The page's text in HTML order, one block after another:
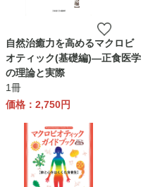
自然治癒力を高めるマクロビ
オティック(基礎編)―正食医学
の理論と実際
1冊
価格：2,750円